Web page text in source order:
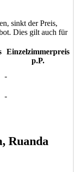
sinkt der Preis,
Dies gilt auch für
Einzelzimmerpreis
p.P.
-
-
Ruanda